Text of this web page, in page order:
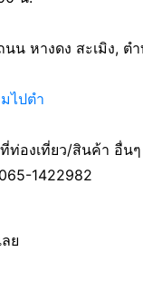
น หางดง สะเมิง, ต
ไปตำ
ท่องเที่ยว/สินค้า อื่นๆ
1422982
ย